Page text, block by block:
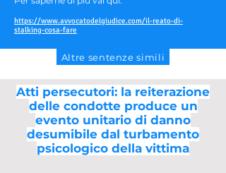
https://www.avvocatodelgiudice.com/il-reato-di-
stalking-cosa-fare
Altre sentenze simili
Atti persecutori: la reiterazione
delle condotte produce un
evento unitario di danno
desumibile dal turbamento
psicologico della vittima